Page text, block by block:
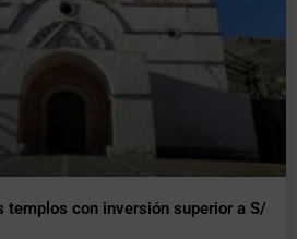
templos con inversión superior a S/